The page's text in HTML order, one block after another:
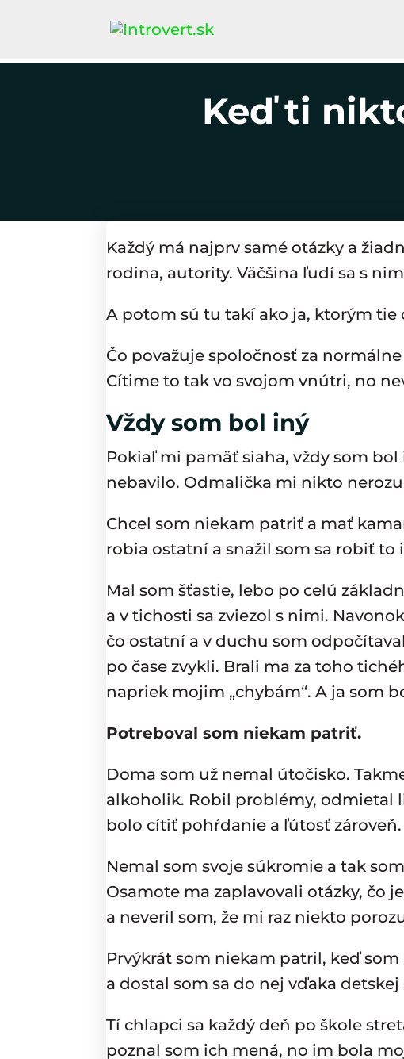
Keď ti
Každý má najprv samé otázky a
rodina, autority. Väčšina ľudí sa s
A potom sú tu takí ako ja, ktorým tie
Čo považuje spoločnosť za
Cítime to tak vo svojom vnútri, no
Vždy som bol iný
Pokiaľ mi pamäť siaha, vždy som
nebavilo. Odmalička mi nikto
Chcel som niekam patriť a mať
robia ostatní a snažil som sa robiť to
Mal som šťastie, lebo po celú
a v tichosti sa zviezol s nimi.
čo ostatní a v duchu som
po čase zvykli. Brali ma za toho
napriek mojim „chybám“. A ja som
Potreboval som niekam patriť.
Doma som už nemal útočisko.
alkoholik. Robil problémy, odmietal
bolo cítiť pohŕdanie a ľútosť zároveň.
Nemal som svoje súkromie a tak
Osamote ma zaplavovali otázky, čo
a neveril som, že mi raz niekto
Prvýkrát som niekam patril, keď
a dostal som sa do nej vďaka
Tí chlapci sa každý deň po škole
poznal som ich mená, no im bola